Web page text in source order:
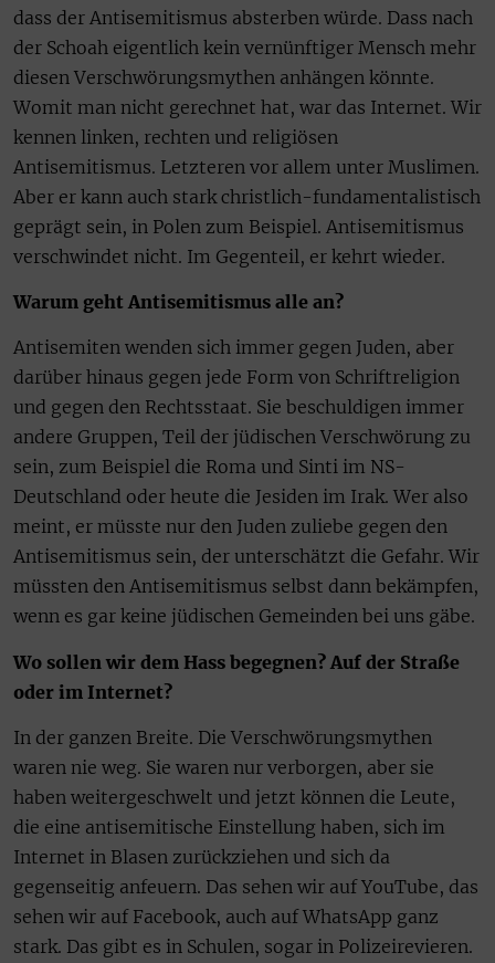
dass der Antisemitismus absterben würde. Dass nach
der Schoah eigentlich kein vernünftiger Mensch mehr
diesen Verschwörungsmythen anhängen könnte.
Womit man nicht gerechnet hat, war das Internet. Wir
kennen linken, rechten und religiösen
Antisemitismus. Letzteren vor allem unter Muslimen.
Aber er kann auch stark christlich-fundamentalistisch
geprägt sein, in Polen zum Beispiel. Antisemitismus
verschwindet nicht. Im Gegenteil, er kehrt wieder.
Warum geht Antisemitismus alle an?
Antisemiten wenden sich immer gegen Juden, aber
darüber hinaus gegen jede Form von Schriftreligion
und gegen den Rechtsstaat. Sie beschuldigen immer
andere Gruppen, Teil der jüdischen Verschwörung zu
sein, zum Beispiel die Roma und Sinti im NS-
Deutschland oder heute die Jesiden im Irak. Wer also
meint, er müsste nur den Juden zuliebe gegen den
Antisemitismus sein, der unterschätzt die Gefahr. Wir
müssten den Antisemitismus selbst dann bekämpfen,
wenn es gar keine jüdischen Gemeinden bei uns gäbe.
Wo sollen wir dem Hass begegnen? Auf der Straße
oder im Internet?
In der ganzen Breite. Die Verschwörungsmythen
waren nie weg. Sie waren nur verborgen, aber sie
haben weitergeschwelt und jetzt können die Leute,
die eine antisemitische Einstellung haben, sich im
Internet in Blasen zurückziehen und sich da
gegenseitig anfeuern. Das sehen wir auf YouTube, das
sehen wir auf Facebook, auch auf WhatsApp ganz
stark. Das gibt es in Schulen, sogar in Polizeirevieren.